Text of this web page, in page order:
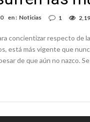
en : Noticias 1
concientizar respecto de
está más vigente que
de que aún no nazco.